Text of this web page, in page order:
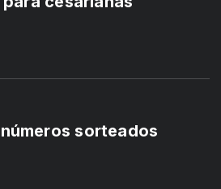
sorteados